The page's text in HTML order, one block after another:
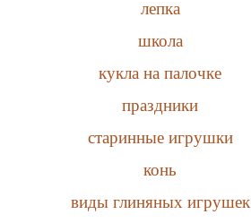
лепка
школа
кукла на палочке
праздники
старинные игрушки
конь
виды глиняных игрушек